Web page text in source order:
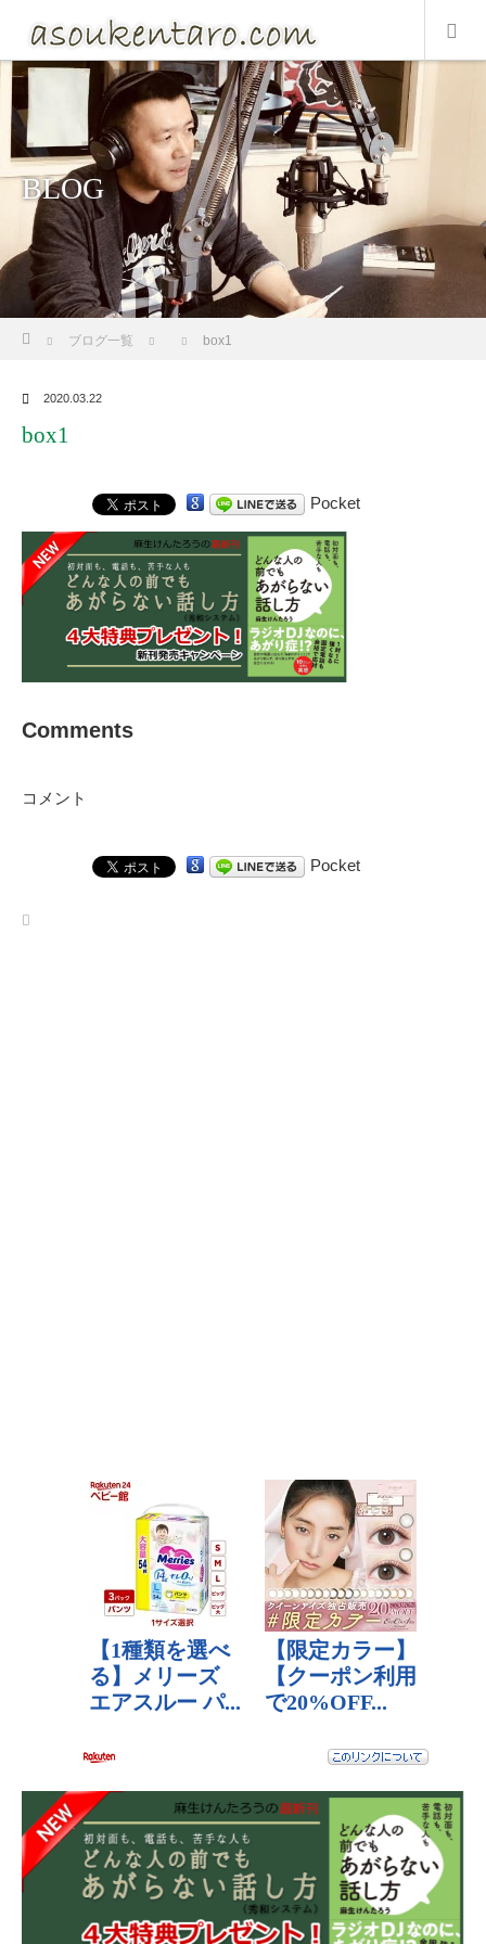
BLOG
ブログ一覧 box1
2020.03.22
box1
Pocket
Comments
コメント
Pocket